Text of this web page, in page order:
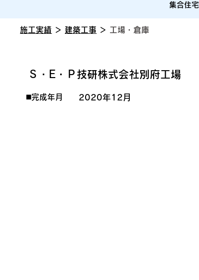
集合住宅
施工実績 ＞ 建築工事 ＞ 工場・倉庫
Ｓ・E・Ｐ技研株式会社別府工場
◼️完成年月 2020年12月